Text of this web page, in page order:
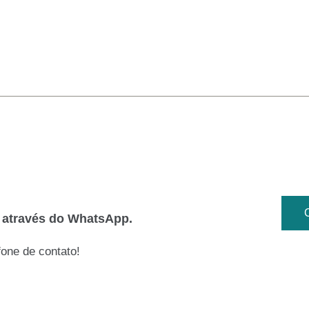
do WhatsApp.
de contato!